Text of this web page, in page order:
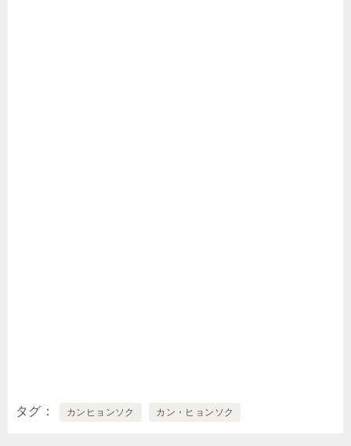
タグ カンヒョンソク カン・ヒョンソク